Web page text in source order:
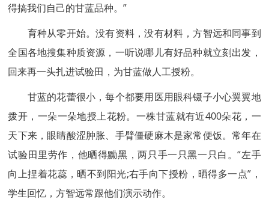
得搞我们自己的甘蓝品种。”
育种从零开始。没有资料，没有材料，方智远和同事到
全国各地搜集种质资源，一听说哪儿有好品种就立刻出发，
回来再一头扎进试验田，为甘蓝做人工授粉。
甘蓝的花蕾很小，每个都要用医用眼科镊子小心翼翼地
拨开，一朵一朵地授上花粉。一株甘蓝就有近400朵花，一
天下来，眼睛酸涩肿胀、手臂僵硬麻木是家常便饭。常年在
试验田里劳作，他晒得黝黑，两只手一只黑一只白。“左手
向上捏着花蕊，晒不到阳光;右手向下授粉，晒得多一点”，
学生回忆，方智远常跟他们演示动作。